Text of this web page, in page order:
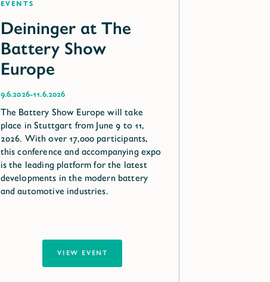
Events
Deininger at The
Battery Show
Europe
9.6.2026-11.6.2026
The Battery Show Europe will take
place in Stuttgart from June 9 to 11,
2026. With over 17,000 participants,
this conference and accompanying expo
is the leading platform for the latest
developments in the modern battery
and automotive industries.
VIEW EVENT
VIEW EVENT